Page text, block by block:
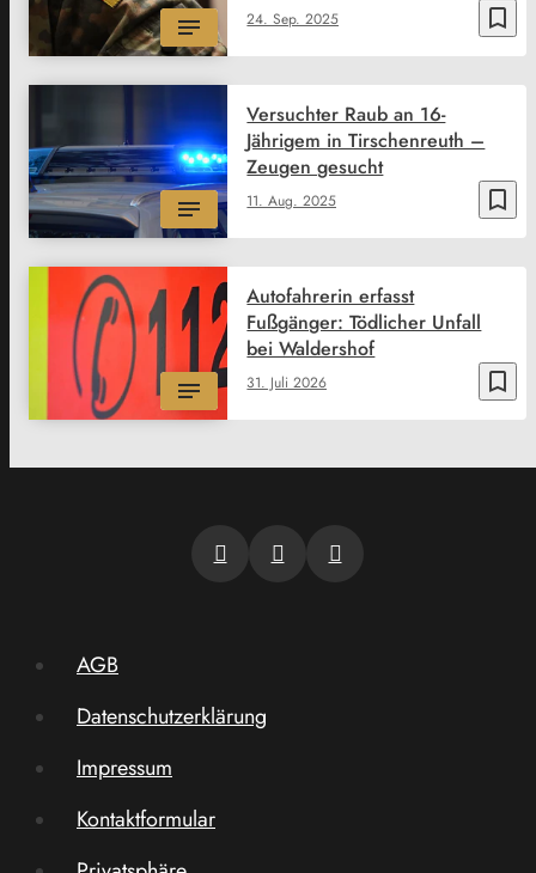
bookmark_border
24. Sep. 2025
bookmark_border
11. Aug. 2025
Versuchter Raub an 16-
Jährigem in Tirschenreuth –
Zeugen gesucht
bookmark_border
31. Juli 2026
Autofahrerin erfasst
Fußgänger: Tödlicher Unfall
bei Waldershof
AGB
Datenschutzerklärung
Impressum
Kontaktformular